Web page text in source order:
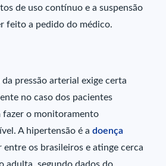
de uso contínuo e a suspensão
feito a pedido do médico.
pressão arterial exige certa
no caso dos pacientes
fazer o monitoramento
A hipertensão é adoença
entre os brasileiros e atinge cerca
adulta, segundo dados do